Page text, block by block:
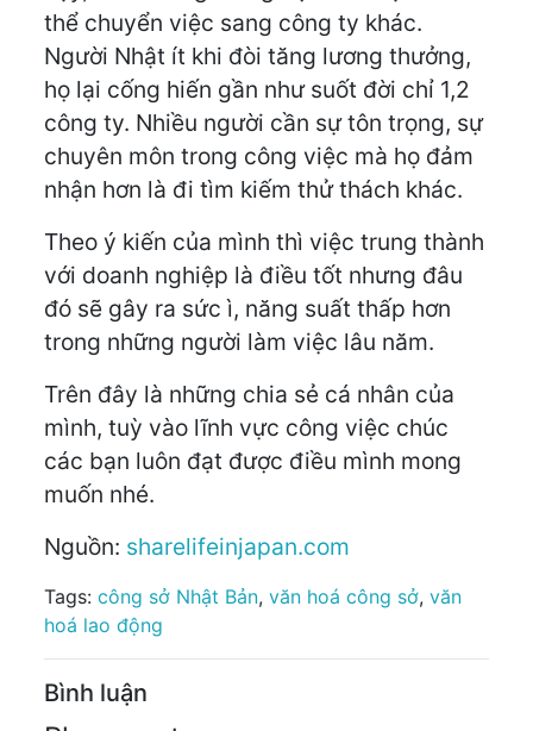
thể chuyển việc sang công ty khác.
Người Nhật ít khi đòi tăng lương thưởng,
họ lại cống hiến gần như suốt đời chỉ 1,2
công ty. Nhiều người cần sự tôn trọng, sự
chuyên môn trong công việc mà họ đảm
nhận hơn là đi tìm kiếm thử thách khác.
Theo ý kiến của mình thì việc trung thành
với doanh nghiệp là điều tốt nhưng đâu
đó sẽ gây ra sức ì, năng suất thấp hơn
trong những người làm việc lâu năm.
Trên đây là những chia sẻ cá nhân của
mình, tuỳ vào lĩnh vực công việc chúc
các bạn luôn đạt được điều mình mong
muốn nhé.
Nguồn: sharelifeinjapan.com
Tags:công sở Nhật Bản,văn hoá công sở,văn
hoá lao động
Bình luận